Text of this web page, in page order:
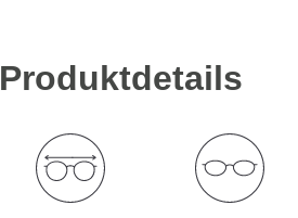
Produktdetails